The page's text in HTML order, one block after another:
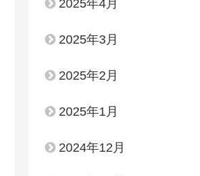
2025年4月
2025年3月
2025年2月
2025年1月
2024年12月